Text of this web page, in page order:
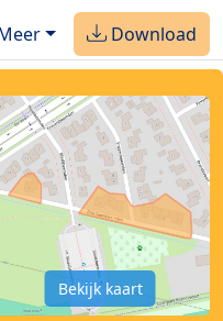
Download
Bekijk kaart